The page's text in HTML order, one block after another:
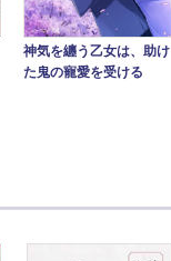
神気を纏う乙女は、助け
た鬼の寵愛を受ける